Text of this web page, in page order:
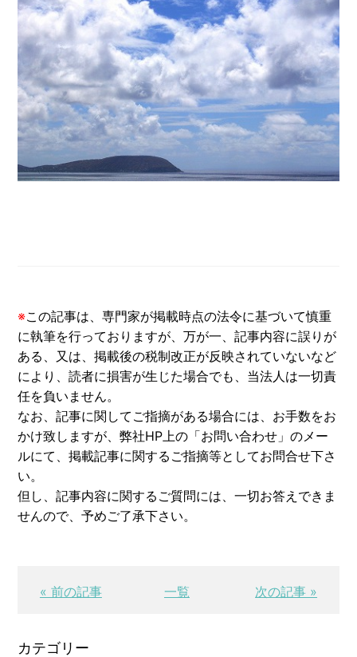
※この記事は、専門家が掲載時点の法令に基づいて慎重
に執筆を行っておりますが、万が一、記事内容に誤りが
ある、又は、掲載後の税制改正が反映されていないなど
により、読者に損害が生じた場合でも、当法人は一切責
任を負いません。
なお、記事に関してご指摘がある場合には、お手数をお
かけ致しますが、弊社HP上の「お問い合わせ」のメー
ルにて、掲載記事に関するご指摘等としてお問合せ下さ
い。
但し、記事内容に関するご質問には、一切お答えできま
せんので、予めご了承下さい。
« 前の記事 一覧 次の記事 »
カテゴリー